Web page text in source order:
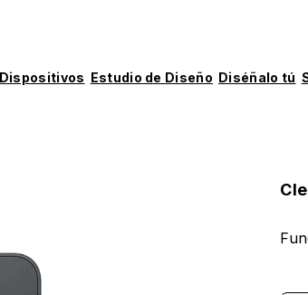
Estudio de Diseño Diséñalo tú